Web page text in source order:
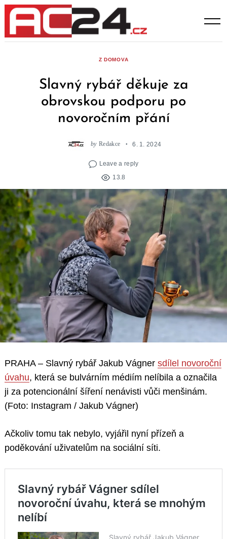
Skip
content
Z DOMOVA
Slavný rybář děkuje za
obrovskou podporu po
novoročním přání
by Redakce 6. 1. 2024
Leave a reply
13.8
PRAHA – Slavný rybář Jakub Vágner sdílel novoroční
úvahu, která se bulvárním médiím nelíbila a označila
ji za potencionální šíření nenávisti vůči menšinám.
(Foto: Instagram / Jakub Vágner)
Ačkoliv tomu tak nebylo, vyjářil nyní přízeň a
poděkování uživatelům na sociální síti.